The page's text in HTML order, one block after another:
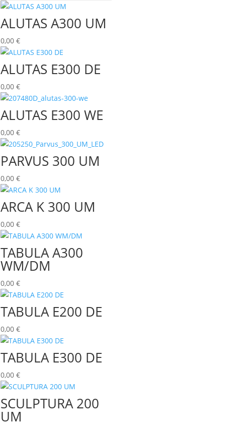
ALUTAS A300 UM
0,00 €
ALUTAS E300 DE
0,00 €
ALUTAS E300 WE
0,00 €
PARVUS 300 UM
0,00 €
ARCA K 300 UM
0,00 €
TABULA A300
WM/DM
0,00 €
TABULA E200 DE
0,00 €
TABULA E300 DE
0,00 €
SCULPTURA 200
UM